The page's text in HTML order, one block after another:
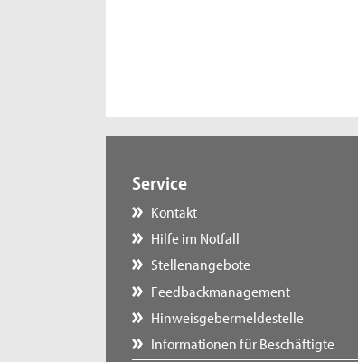
Service
Kontakt
Hilfe im Notfall
Stellenangebote
Feedbackmanagement
Hinweisgebermeldestelle
Informationen für Beschäftigte